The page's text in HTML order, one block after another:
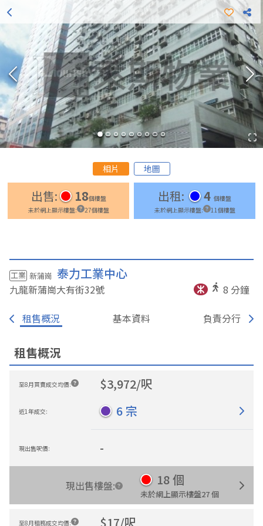
更多出租樓盤 更多出售樓盤
相片 地圖
出售: 18個樓盤
未於網上顯示樓盤: 27個樓盤
出租: 4 個樓盤
未於網上顯示樓盤: 11個樓盤
工業 新蒲崗 泰力工業中心
九龍新蒲崗大有街32號 8 分鐘
租售概況 基本資料 負責分行
租售概況
至8月買賣成交均價: $3,972/呎
近1年成交: 6 宗
現出售呎價: -
現出售樓盤: 18個
未於網上顯示樓盤27個
至8月租務成交均價: $17/呎